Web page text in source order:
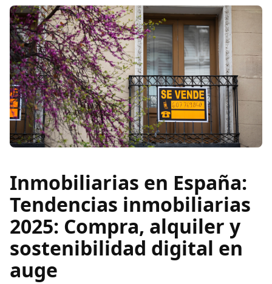
Inmobiliarias en España:
Tendencias inmobiliarias
2025: Compra, alquiler y
sostenibilidad digital en
auge